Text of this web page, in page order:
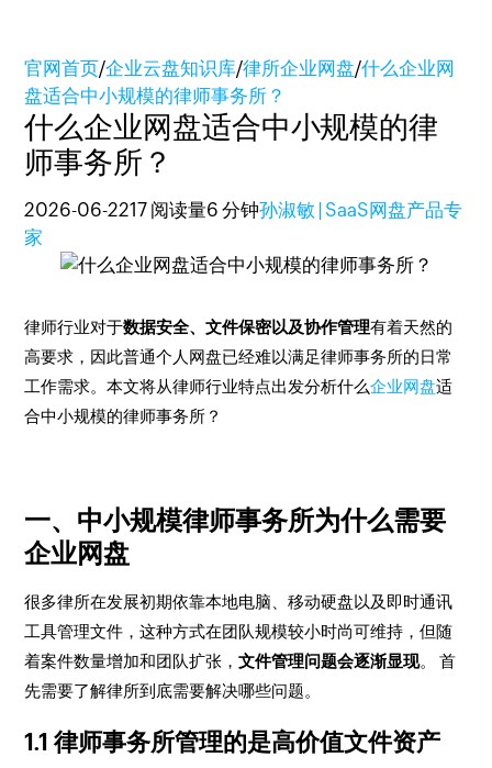
官网首页/企业云盘知识库/律所企业网盘/什么企业网
盘适合中小规模的律师事务所？
什么企业网盘适合中小规模的律
师事务所？
2026-06-2217 阅读量6 分钟孙淑敏 | SaaS网盘产品专
家
律师行业对于数据安全、文件保密以及协作管理有着天然的
高要求，因此普通个人网盘已经难以满足律师事务所的日常
工作需求。本文将从律师行业特点出发分析什么企业网盘适
合中小规模的律师事务所？
一、中小规模律师事务所为什么需要
企业网盘
很多律所在发展初期依靠本地电脑、移动硬盘以及即时通讯
工具管理文件，这种方式在团队规模较小时尚可维持，但随
着案件数量增加和团队扩张，文件管理问题会逐渐显现。 首
先需要了解律所到底需要解决哪些问题。
1.1 律师事务所管理的是高价值文件资产